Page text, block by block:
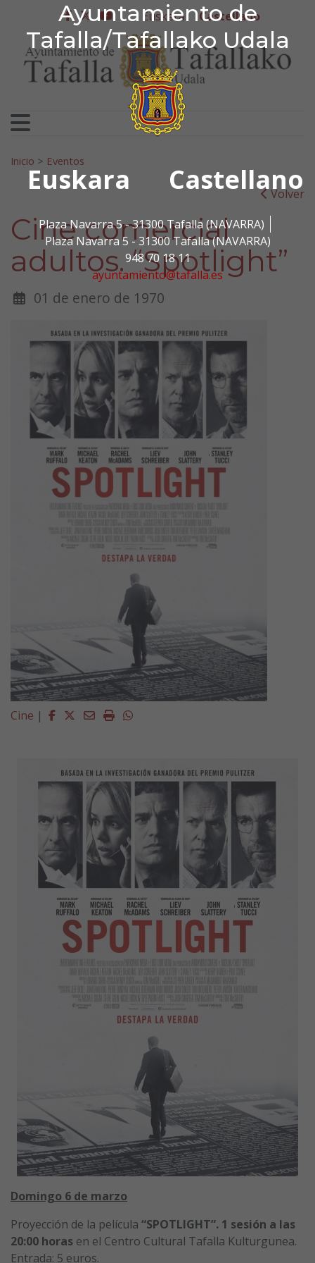
Ayuntamiento de
Tafalla/Tafallako Udala
Euskara Castellano
Plaza Navarra 5 - 31300 Tafalla (NAVARRA)
Plaza Navarra 5 - 31300 Tafalla (NAVARRA)
948 70 18 11
ayuntamiento@tafalla.es
Ir al contenido
Ayuntamiento de
facebook
twitter
youtube
Euskera Castellano
Search for:
Inicio > Eventos
Volver
Cine comercial
adultos. “Spotlight”
01 de enero de 1970
Cine | Facebook
Twitter
EmailImprimirWhatsapp
Domingo 6 de marzo
Proyección de la película “SPOTLIGHT”. 1 sesión a las
20:00 horas en el Centro Cultural Tafalla Kulturgunea.
Entrada: 5 euros.